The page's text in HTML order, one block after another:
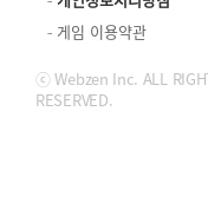
게임 이용약관
ⓒ Webzen Inc. ALL
RESERVED.